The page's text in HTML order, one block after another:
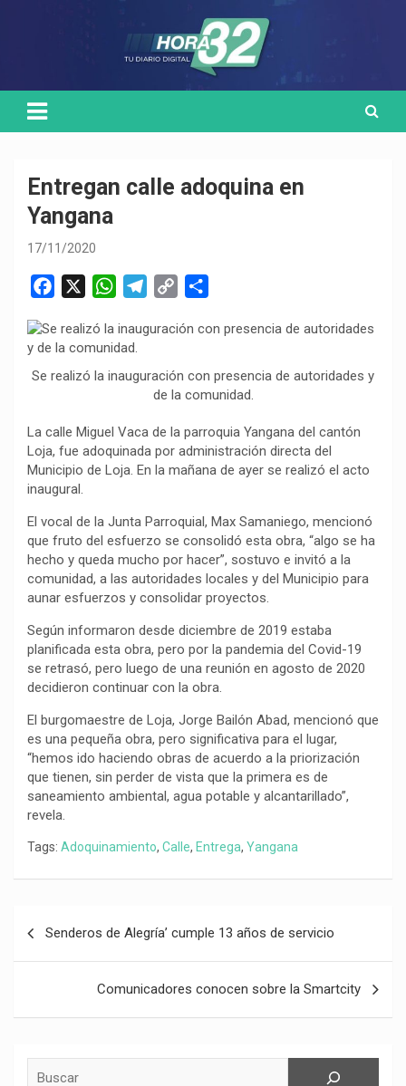
Entregan calle adoquina en
Yangana
17/11/2020
c
e
b
o
k
W
a
t
s
p
p
l
g
a
m
p
L
i
n
k
m
a
r
t
i
r
Se realizó la inauguración con presencia de autoridades y
de la comunidad.
La calle Miguel Vaca de la parroquia Yangana del cantón
Loja, fue adoquinada por administración directa del
Municipio de Loja. En la mañana de ayer se realizó el acto
inaugural.
El vocal de la Junta Parroquial, Max Samaniego, mencionó
que fruto del esfuerzo se consolidó esta obra, “algo se ha
hecho y queda mucho por hacer”, sostuvo e invitó a la
comunidad, a las autoridades locales y del Municipio para
aunar esfuerzos y consolidar proyectos.
Según informaron desde diciembre de 2019 estaba
planificada esta obra, pero por la pandemia del Covid-19
se retrasó, pero luego de una reunión en agosto de 2020
decidieron continuar con la obra.
El burgomaestre de Loja, Jorge Bailón Abad, mencionó que
es una pequeña obra, pero significativa para el lugar,
“hemos ido haciendo obras de acuerdo a la priorización
que tienen, sin perder de vista que la primera es de
saneamiento ambiental, agua potable y alcantarillado”,
revela.
Tags: Adoquinamiento, Calle, Entrega, Yangana
entradas
Senderos de Alegría’ cumple 13 años de servicio
Comunicadores conocen sobre la Smartcity